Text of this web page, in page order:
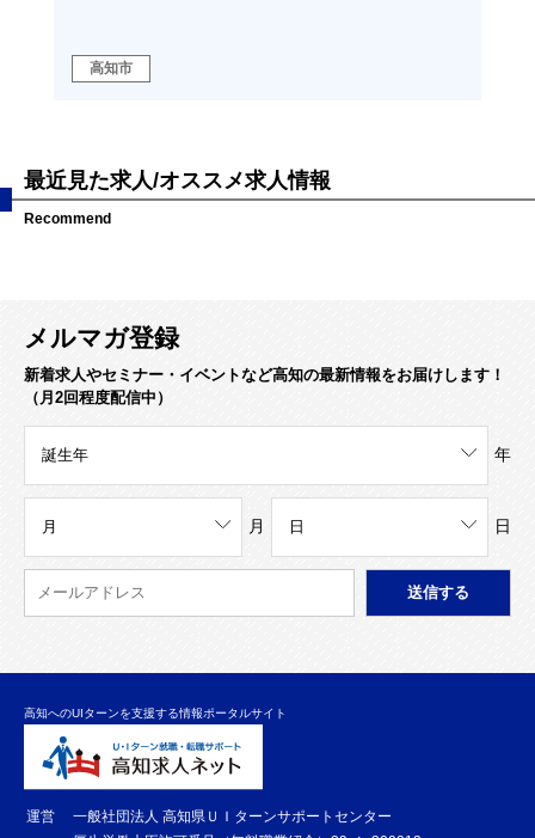
高知市
最近見た求人/オススメ求人情報
Recommend
メルマガ登録
新着求人やセミナー・イベントなど高知の最新情報をお届けします！
（月2回程度配信中）
年
月 日
高知へのUIターンを支援する情報ポータルサイト
運営
一般社団法人 高知県ＵＩターンサポートセンター